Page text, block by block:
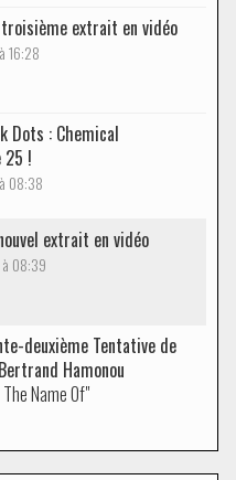
troisième extrait en vidéo
16:28
Dots : Chemical
25 !
08:38
extrait en vidéo
08:39
deuxième Tentative de
Hamonou
Name Of"